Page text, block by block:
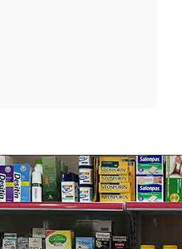
O2 Bubble Clean Shaper
Perfect Renewal Booster
Pion-Tech 100ml
Snail Cream 50g